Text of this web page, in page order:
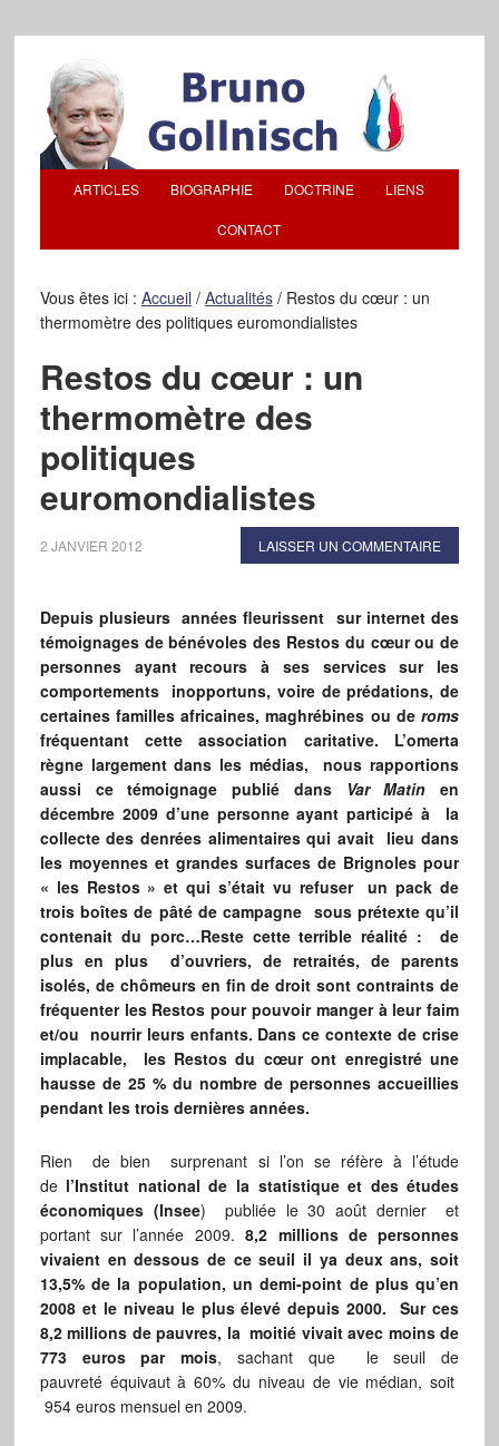
ARTICLES BIOGRAPHIE DOCTRINE LIENS
CONTACT
Vous êtes ici : Accueil / Actualités /Restos du cœur : un
thermomètre des politiques euromondialistes
Restos du cœur : un
thermomètre des
politiques
euromondialistes
2 JANVIER 2012 LAISSER UN COMMENTAIRE
Depuis plusieurs années fleurissent sur internet des
témoignages de bénévoles des Restos du cœur ou de
personnes ayant recours à ses services sur les
comportements inopportuns, voire de prédations, de
certaines familles africaines, maghrébines ou deroms
fréquentant cette association caritative. L’omerta
règne largement dans les médias, nous rapportions
aussi ce témoignage publié dans
Var Matinen
décembre 2009 d’une personne ayant participé à la
collecte des denrées alimentaires qui avait lieu dans
les moyennes et grandes surfaces de Brignoles pour
« les Restos » et qui s’était vu refuser un pack de
trois boîtes de pâté de campagne sous prétexte qu’il
contenait du porc…Reste cette terrible réalité : de
plus en plus d’ouvriers, de retraités, de parents
isolés, de chômeurs en fin de droit sont contraints de
fréquenter les Restos pour pouvoir manger à leur faim
et/ou nourrir leurs enfants. Dans ce contexte de crise
implacable, les Restos du cœur ont enregistré une
hausse de 25 % du nombre de personnes accueillies
pendant les trois dernières années.
Rien de bien surprenant si l’on se réfère à l’étude
de l’Institut national de la statistique et des études
économiques (Insee) publiée le 30 août dernier et
portant sur l’année 2009.8,2 millions de personnes
vivaient en dessous de ce seuil il ya deux ans, soit
13,5% de la population, un demi-point de plus qu’en
2008 et le niveau le plus élevé depuis 2000.
Sur ces
8,2 millions de pauvres, la moitié vivait avec moins de
773 euros par mois, sachant que le seuil de
pauvreté équivaut à 60% du niveau de vie médian, soit
954 euros mensuel en 2009.